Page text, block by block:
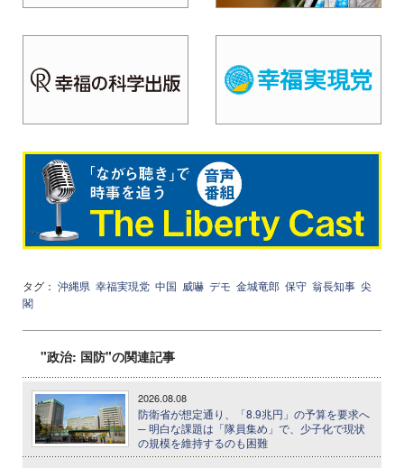
タグ： 沖縄県 幸福実現党 中国 威嚇 デモ 金城竜郎 保守 翁長知事 尖
閣
"政治: 国防"の関連記事
2026.08.08
防衛省が想定通り、「8.9兆円」の予算を要求へ
─ 明白な課題は「隊員集め」で、少子化で現状
の規模を維持するのも困難